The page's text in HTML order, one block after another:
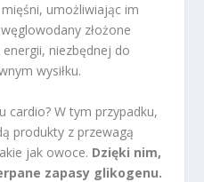
umożliwiając im
złożone
niezbędnej do
wysiłku.
cardio? W tym przypadku,
produkty z przewagą
jak owoce. Dzięki nim,
zapasy glikogenu.